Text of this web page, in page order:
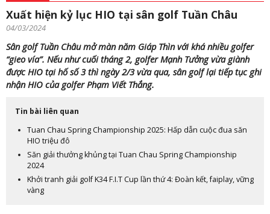
Xuất hiện kỷ lục HIO tại sân golf Tuần Châu
04/03/2024
Sân golf Tuần Châu mở màn năm Giáp Thìn với khá nhiều golfer
“gieo vía”. Nếu như cuối tháng 2, golfer Mạnh Tưởng vừa giành
được HIO tại hố số 3 thì ngày 2/3 vừa qua, sân golf lại tiếp tục ghi
nhận HIO của golfer Phạm Viết Thắng.
Tin bài liên quan
Tuan Chau Spring Championship 2025: Hấp dẫn cuộc đua săn
HIO triệu đô
Săn giải thưởng khủng tại Tuan Chau Spring Championship
2024
Khởi tranh giải golf K34 F.I.T Cup lần thứ 4: Đoàn kết, faiplay, vững
vàng